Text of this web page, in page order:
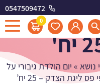
0547509472
0
ליגת
נושא » יום הולדת גיבורי על
ליגת הצדק – 25 יח’